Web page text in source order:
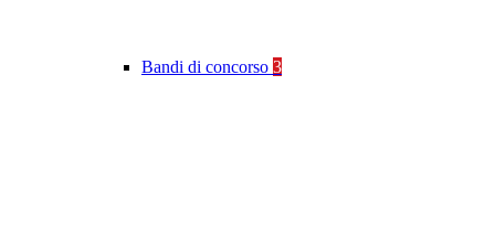
Bandi di concorso 3